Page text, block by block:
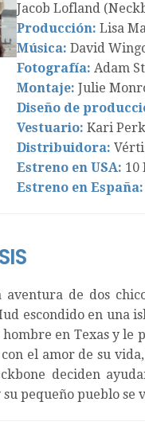
Jacob Lofland
Producción: Lisa
Música: David
Fotografía: Adam
Montaje: Julie
Diseño de
Vestuario: Kari
Distribuidora:
Estreno en USA: 10
Estreno en España:
aventura de dos
escondido en una
en Texas y le
el amor de su
deciden
pequeño pueblo se